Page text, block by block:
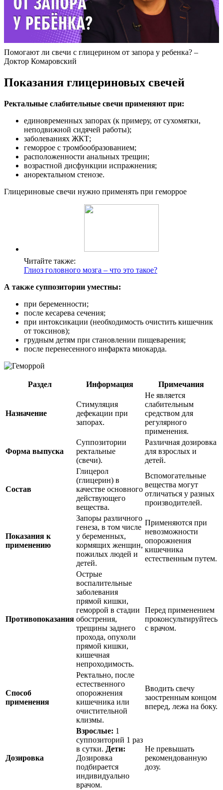
Помогают ли свечи с глицерином от запора у ребенка? –
Доктор Комаровский
Показания глицериновых свечей
Ректальные слабительные свечи применяют при:
единовременных запорах (к примеру, от сухомятки,
неподвижной сидячей работы);
заболеваниях ЖКТ;
геморрое с тромбообразованием;
расположенности анальных трещин;
возрастной дисфункции испражнения;
аноректальном стенозе.
Глицериновые свечи нужно применять при геморрое
Читайте также:
Глиоз головного мозга – что это такое?
А также суппозитории уместны:
при беременности;
после кесарева сечения;
при интоксикации (необходимость очистить кишечник
от токсинов);
грудным детям при становлении пищеварения;
после перенесенного инфаркта миокарда.
Раздел Информация Примечания
Назначение
Стимуляция
дефекации при
запорах.
Не является
слабительным
средством для
регулярного
применения.
Форма выпуска
Суппозитории
ректальные
(свечи).
Различная дозировка
для взрослых и
детей.
Состав
Глицерол
(глицерин) в
качестве основного
действующего
вещества.
Вспомогательные
вещества могут
отличаться у разных
производителей.
Показания к
применению
Запоры различного
генеза, в том числе
у беременных,
кормящих женщин,
пожилых людей и
детей.
Применяются при
невозможности
опорожнения
кишечника
естественным путем.
Противопоказания
Острые
воспалительные
заболевания
прямой кишки,
геморрой в стадии
обострения,
трещины заднего
прохода, опухоли
прямой кишки,
кишечная
непроходимость.
Перед применением
проконсультируйтесь
с врачом.
Способ
применения
Ректально, после
естественного
опорожнения
кишечника или
очистительной
клизмы.
Вводить свечу
заостренным концом
вперед, лежа на боку.
Дозировка
Взрослые: 1
суппозиторий 1 раз
в сутки. Дети:
Дозировка
подбирается
индивидуально
врачом.
Не превышать
рекомендованную
дозу.